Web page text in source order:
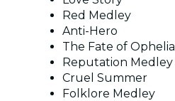
Red Medley
Anti-Hero
The Fate of Ophelia
Reputation Medley
Cruel Summer
Folklore Medley